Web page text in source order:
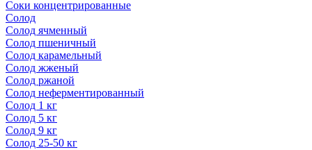
Соки концентрированные
Солод
Солод ячменный
Солод пшеничный
Солод карамельный
Солод жженый
Солод ржаной
Солод неферментированный
Солод 1 кг
Солод 5 кг
Солод 9 кг
Солод 25-50 кг